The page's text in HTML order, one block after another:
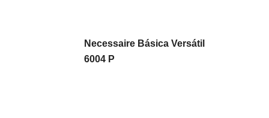
Necessaire Básica Versátil
6004 P